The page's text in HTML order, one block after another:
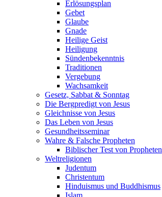
Erlösungsplan
Gebet
Glaube
Gnade
Heilige Geist
Heiligung
Sündenbekenntnis
Traditionen
Vergebung
Wachsamkeit
Gesetz, Sabbat & Sonntag
Die Bergpredigt von Jesus
Gleichnisse von Jesus
Das Leben von Jesus
Gesundheitsseminar
Wahre & Falsche Propheten
Biblischer Test von Propheten
Weltreligionen
Judentum
Christentum
Hinduismus und Buddhismus
Islam